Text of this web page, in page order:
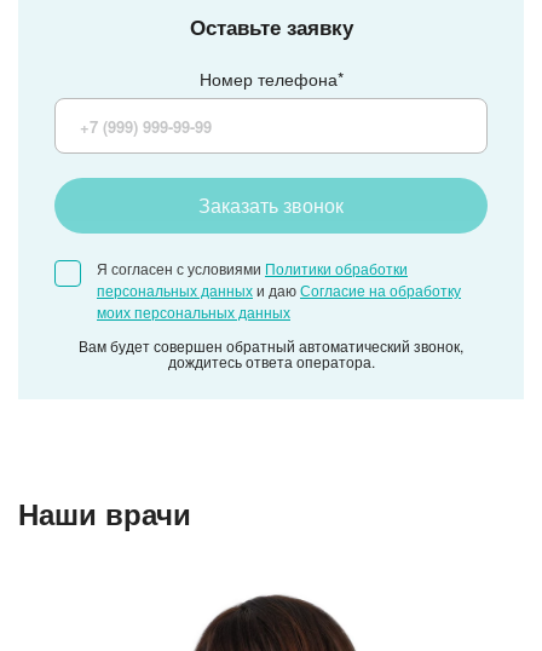
Оставьте заявку
Номер телефона*
Заказать звонок
Я согласен с условиями Политики обработки
персональных данныхи даюСогласие на обработку
моих персональных данных
Вам будет совершен обратный автоматический звонок,
дождитесь ответа оператора.
Наши врачи